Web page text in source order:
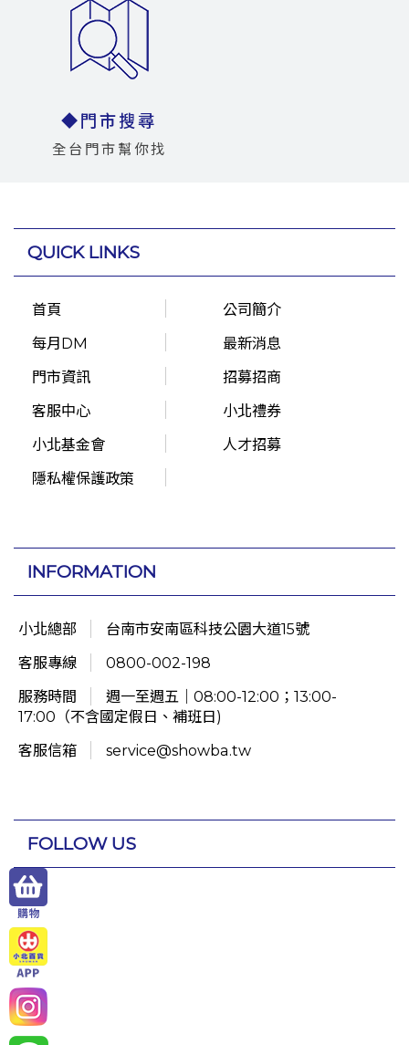
◆門市搜尋
全台門市幫你找
QUICK LINKS
首頁
公司簡介
每月DM
最新消息
門市資訊
招募招商
客服中心
小北禮券
小北基金會
人才招募
隱私權保護政策
INFORMATION
小北總部
台南市安南區科技公園大道15號
客服專線
0800-002-198
服務時間
週一至週五｜08:00-12:00；13:00-
17:00（不含國定假日、補班日)
客服信箱
service@showba.tw
FOLLOW US